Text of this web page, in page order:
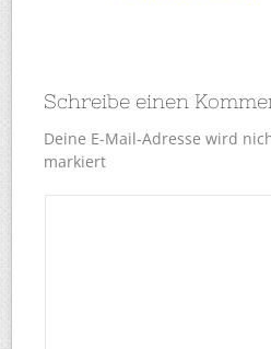
Schreibe einen
Deine E-Mail-Adresse wird
markiert